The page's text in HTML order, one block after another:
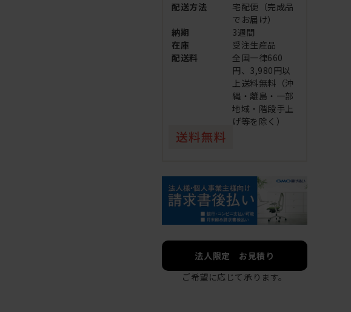
配送方法
宅配便（完成品
でお届け）
納期
3週間
在庫
受注生産品
配送料
全国一律660
円、3,980円以
上送料無料（沖
縄・離島・一部
地域・階段手上
げ等を除く）
法人限定 お見積り
ご希望に応じて承ります。